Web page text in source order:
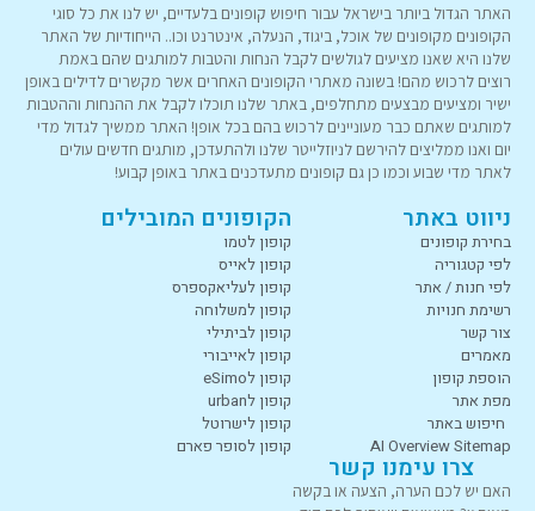
האתר הגדול ביותר בישראל עבור חיפוש קופונים בלעדיים, יש לנו את כל סוגי
הקופונים מקופונים של אוכל, ביגוד, הנעלה, אינטרנט וכו.. הייחודיות של האתר
שלנו היא שאנו מציעים לגולשים לקבל הנחות והטבות למותגים שהם באמת
רוצים לרכוש מהם! בשונה מאתרי הקופונים האחרים אשר מקשרים לדילים באופן
ישיר ומציעים מבצעים מתחלפים, באתר שלנו תוכלו לקבל את ההנחות וההטבות
למותגים שאתם כבר מעוניינים לרכוש בהם בכל אופן! האתר ממשיך לגדול מדי
יום ואנו ממליצים להירשם לניוזלייטר שלנו ולהתעדכן, מותגים חדשים עולים
לאתר מדי שבוע וכמו כן גם קופונים מתעדכנים באתר באופן קבוע!
ניווט באתר
בחירת קופונים
לפי קטגוריה
לפי חנות / אתר
רשימת חנויות
צור קשר
מאמרים
הוספת קופון
מפת אתר
חיפוש באתר
AI Overview Sitemap
הקופונים המובילים
קופון לטמו
קופון לאייס
קופון לעליאקספרס
קופון למשלוחה
קופון לביתילי
קופון לאייבורי
קופון לeSimo
קופון לurban
קופון לישרוטל
קופון לסופר פארם
צרו עימנו קשר
האם יש לכם הערה, הצעה או בקשה